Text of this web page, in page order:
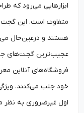
ابزارهایی می‌رود که طراحی
متفاوت است. این گجت‌ها
هستند و درعین‌حال
عجیب‌ترین گجت‌های جهان
فروشگاه‌های آنلاین
خود جلب می‌کنند. ویژگی
اول غیرضروری به نظر